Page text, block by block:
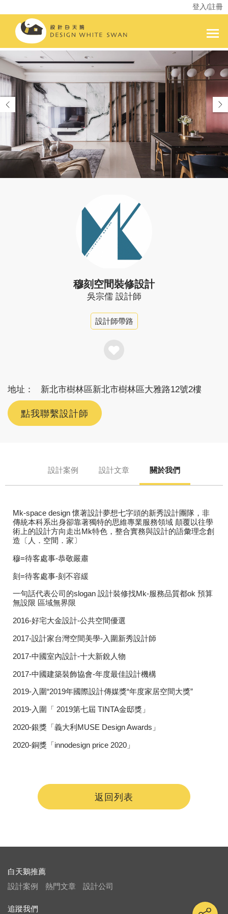
登入/註冊
穆刻空間裝修設計
吳宗儒設計師
設計師帶路
地址： 新北市樹林區新北市樹林區大雅路12號2樓
點我聯繫設計師
設計案例 設計文章 關於我們
Mk-space design 懷著設計夢想七字頭的新秀設計團隊，非
傳統本科系出身卻靠著獨特的思維專業服務領域 顛覆以往學
術上的設計方向走出Mk特色，整合實務與設計的語彙理念創
造〔人．空間．家〕
穆=待客處事-恭敬嚴肅
刻=待客處事-刻不容緩
一句話代表公司的slogan 設計裝修找Mk-服務品質都ok 預算
無設限 區域無界限
2016-好宅大金設計-公共空間優選
2017-設計家台灣空間美學-入圍新秀設計師
2017-中國室內設計-十大新銳人物
2017-中國建築裝飾協會-年度最佳設計機構
2019-入圍“2019年國際設計傳媒獎“年度家居空間大獎”
2019-入圍「 2019第七屆 TINTA金邸獎」
2020-銀獎「義大利MUSE Design Awards」
2020-銅獎「innodesign price 2020」
返回列表
白天鵝推薦
設計案例
熱門文章 設計公司
追蹤我們